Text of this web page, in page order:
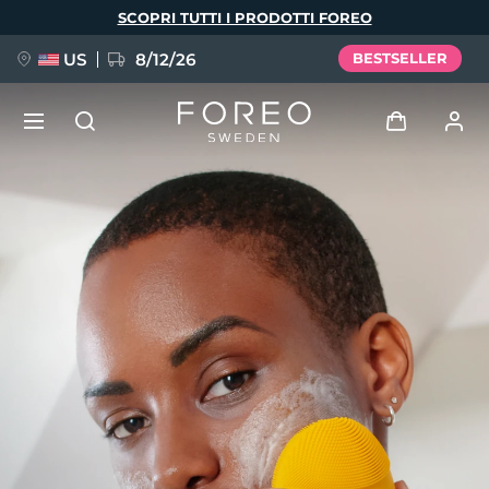
SCOPRI TUTTI I PRODOTTI FOREO
US 8/12/26 BESTSELLER
Profilo utente
I miei dispositivi
I miei ordini
I miei indirizzi
I miei abbonamenti
NUOVO
FAQ™ Pure Beauty-Tech Elixir
BREAKING NEWS
issa™ Teeth Whitening Set
Lingua
English Deutsch
Español
Français
Italiano
Português
Svenska
Русский
Türkçe
简体中文 繁體中文